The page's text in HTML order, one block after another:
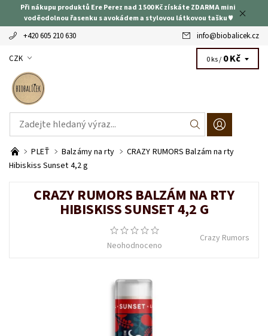
Při nákupu produktů Ere Perez nad 1 500 Kč získáte ZDARMA mini
voděodolnou řasenku s avokádem a stylovou látkovou tašku ♥
+420 605 210 630 info@biobalicek.cz
CZK 0 ks / 0 Kč
PLEŤ Balzámy na rty
CRAZY RUMORS Balzám na rty
Hibiskiss Sunset 4,2 g
CRAZY RUMORS BALZÁM NA RTY
HIBISKISS SUNSET 4,2 G
Neohodnoceno
Crazy Rumors